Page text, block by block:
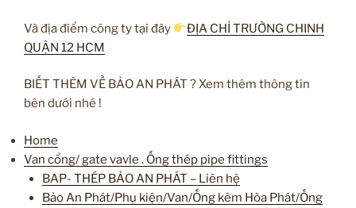
Và địa điểm công ty tại đây
ĐỊA CHỈ TRƯỜNG CHINH
QUẬN 12 HCM
BIẾT THÊM VỀ BẢO AN PHÁT ? Xem thêm thông tin
bên dưới nhé !
Home
Van cổng/ gate vavle . Ống thép pipe fittings
BAP- THÉP BẢO AN PHÁT – Liên hệ
Bảo An Phát/Phụ kiện/Van/Ống kẽm Hòa Phát/Ống